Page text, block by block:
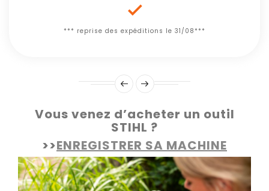

*** reprise des expéditions le 31/08***
Vous venez d’acheter un outil
STIHL ?
>>ENREGISTRER SA MACHINE